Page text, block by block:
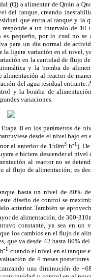
(Q) a alimentar de Qmin a
del tanque, creando
que entra al tanque y la
a un intervalo de 10
pequeño, por lo cual no se
para un día normal de
la ligera variación en el nivel,
en la cantidad de flujo
y la bomba de
al reactor de
del agua residual entrante.
y la bomba de
variaciones.
II en los parámetros de
desde el nivel bajo en
al anterior de 150m3·h-1).
e hiciera descender el nivel
al reactor no se
al flujo de alimentación; es
hasta un nivel de 80%
diseño de control se
anterior. También se
de alimentación, de 300-
constante, ya sea en
los cambios en el flujo de
que va desde 42 hasta 80%
-1 cuando el nivel en el tanque
de 4 meses
una diminución de